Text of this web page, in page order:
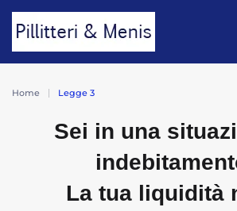
Skip to main content
Home Legge 3
Sei in una
La tua liquidità